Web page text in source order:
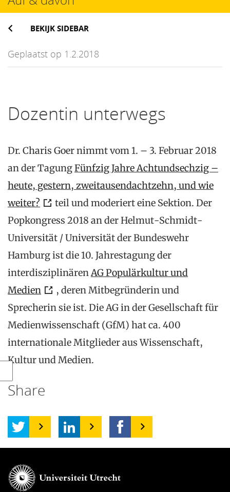
BEKIJK SIDEBAR
Geplaatst op 1.2.2018
Dozentin unterwegs
Dr. Charis Goer nimmt vom 1. – 3. Februar 2018
an der TagungFünfzig Jahre Achtundsechzig –
heute, gestern, zweitausendachtzehn, und wie
weiter?
teil und moderiert eine Sektion. Der
Popkongress 2018 an der Helmut-Schmidt-
Universität / Universität der Bundeswehr
Hamburg ist die 10. Jahrestagung der
interdisziplinärenAG Populärkultur und
Medien
, deren Mitbegründerin und
Sprecherin sie ist. Die AG in der Gesellschaft für
Medienwissenschaft (GfM) hat ca. 400
internationale Mitglieder aus Wissenschaft,
Kultur und Medien.
Share